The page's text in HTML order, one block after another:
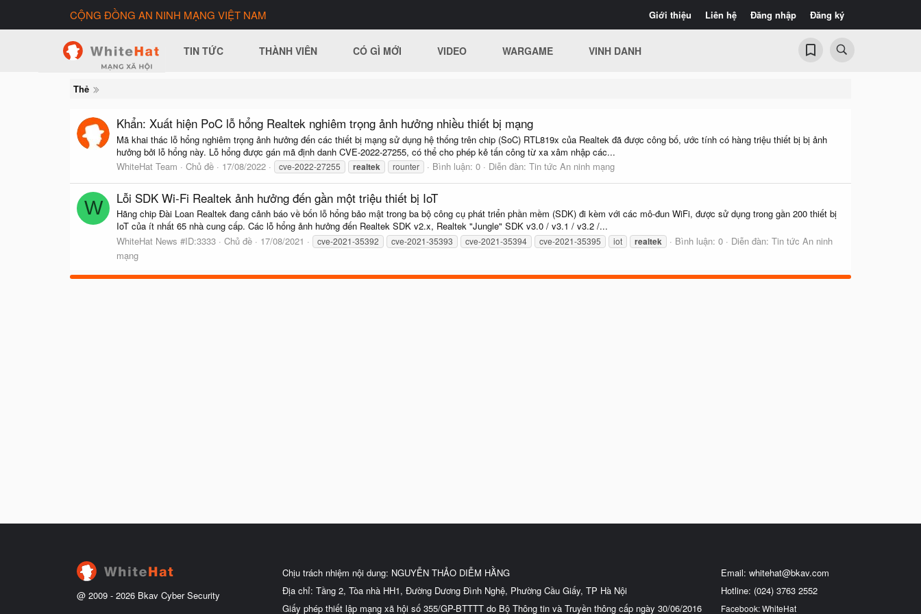
Giới thiệu Liên hệ Đăng nhập Đăng ký
CỘNG ĐỒNG AN NINH MẠNG VIỆT NAM
TIN TỨC THÀNH VIÊN CÓ GÌ MỚI VIDEO WARGAME VINH DANH
Thẻ
Khẩn: Xuất hiện PoC lỗ hổng Realtek nghiêm trọng ảnh hưởng nhiều thiết bị mạng
Mã khai thác lỗ hổng nghiêm trọng ảnh hưởng đến các thiết bị mạng sử dụng hệ thống trên chip (SoC) RTL819x của Realtek đã được công bố, ước tính có hàng triệu thiết bị bị ảnh
hưởng bởi lỗ hổng này. Lỗ hổng được gán mã định danh CVE-2022-27255, có thể cho phép kẻ tấn công từ xa xâm nhập các...
WhiteHat Team
Chủ đề 17/08/2022 cve-2022-27255 realtek rounter Bình luận: 0 Diễn đàn: Tin tức An ninh mạng
W Lỗi SDK Wi-Fi Realtek ảnh hưởng đến gần một triệu thiết bị IoT
Hãng chip Đài Loan Realtek đang cảnh báo về bốn lỗ hổng bảo mật trong ba bộ công cụ phát triển phần mềm (SDK) đi kèm với các mô-đun WiFi, được sử dụng trong gần 200 thiết bị
IoT của ít nhất 65 nhà cung cấp. Các lỗ hổng ảnh hưởng đến Realtek SDK v2.x, Realtek "Jungle" SDK v3.0 / v3.1 / v3.2 /...
WhiteHat News #ID:3333
Chủ đề 17/08/2021 cve-2021-35392 cve-2021-35393 cve-2021-35394 cve-2021-35395 iot realtek Bình luận: 0 Diễn đàn: Tin tức An ninh
mạng
@ 2009 - 2026 Bkav Cyber Security
Chịu trách nhiệm nội dung: NGUYỄN THẢO DIỄM HẰNG
Địa chỉ: Tầng 2, Tòa nhà HH1, Đường Dương Đình Nghệ, Phường Cầu Giấy, TP Hà Nội
Giấy phép thiết lập mạng xã hội số 355/GP-BTTTT do Bộ Thông tin và Truyền thông cấp ngày 30/06/2016
Email: whitehat@bkav.com
Hotline: (024) 3763 2552
Facebook: WhiteHat